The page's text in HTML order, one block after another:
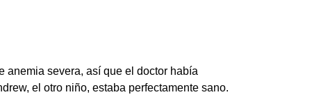
anemia severa, así que el doctor había
el otro niño, estaba perfectamente sano.